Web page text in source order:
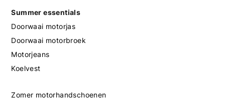
Summer essentials
Doorwaai motorjas
Doorwaai motorbroek
Motorjeans
Koelvest
Zomer motorhandschoenen